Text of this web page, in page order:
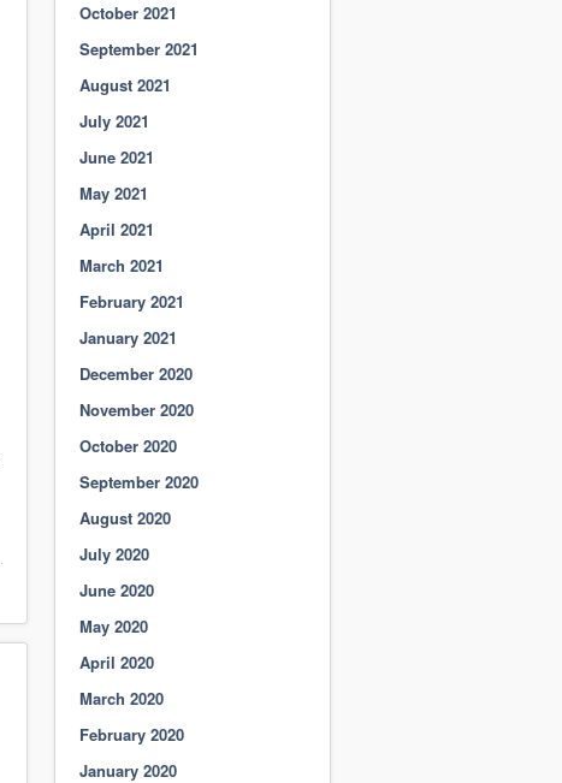
October 2021
September 2021
August 2021
July 2021
June 2021
May 2021
April 2021
March 2021
February 2021
January 2021
December 2020
November 2020
October 2020
September 2020
August 2020
July 2020
June 2020
May 2020
April 2020
March 2020
February 2020
January 2020